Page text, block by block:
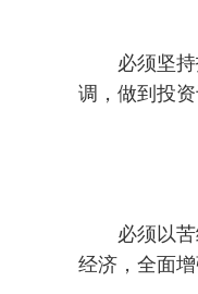
必须坚
调，做到投
必须以
经济，全面